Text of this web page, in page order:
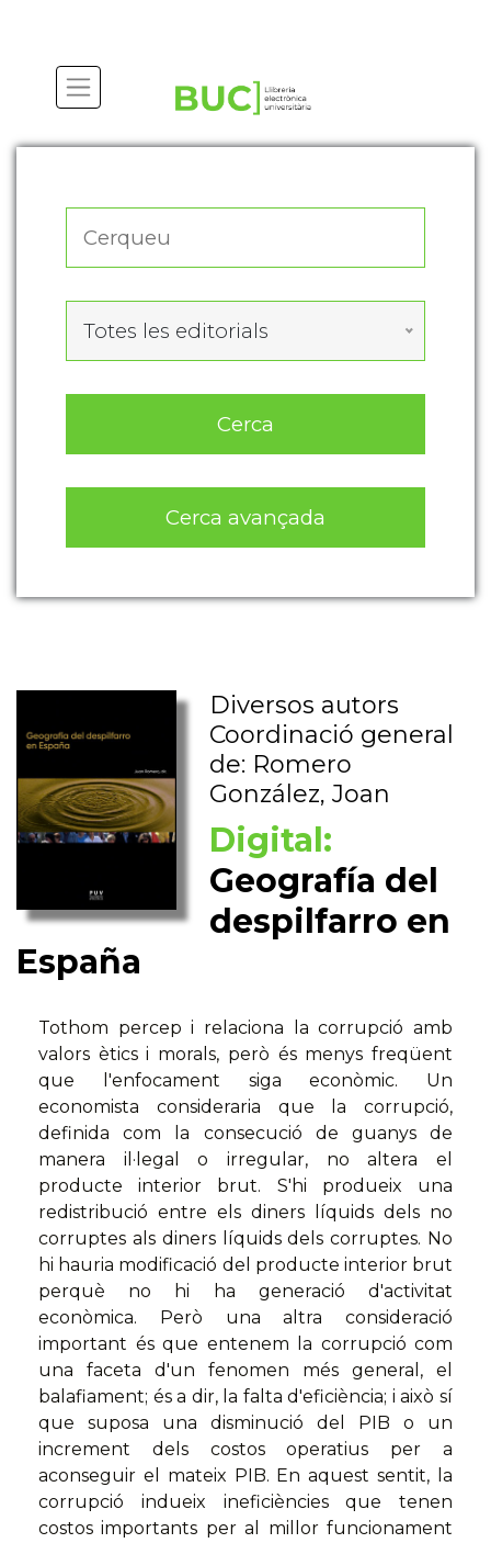
Totes les editorials
Cerca
Cerca avançada
Diversos autors
Coordinació general
de: Romero
González, Joan
Digital:
Geografía del
despilfarro en
España
Tothom percep i relaciona la corrupció amb
valors ètics i morals, però és menys freqüent
que l'enfocament siga econòmic. Un
economista consideraria que la corrupció,
definida com la consecució de guanys de
manera il·legal o irregular, no altera el
producte interior brut. S'hi produeix una
redistribució entre els diners líquids dels no
corruptes als diners líquids dels corruptes. No
hi hauria modificació del producte interior brut
perquè no hi ha generació d'activitat
econòmica. Però una altra consideració
important és que entenem la corrupció com
una faceta d'un fenomen més general, el
balafiament; és a dir, la falta d'eficiència; i això sí
que suposa una disminució del PIB o un
increment dels costos operatius per a
aconseguir el mateix PIB. En aquest sentit, la
corrupció indueix ineficiències que tenen
costos importants per al millor funcionament